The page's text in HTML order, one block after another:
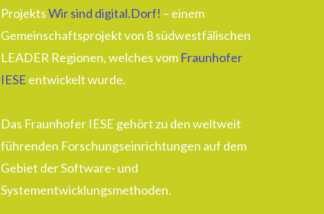
ProjektsWir sind digital.Dorf! – einem
Gemeinschaftsprojekt von 8 südwestfälischen
LEADER Regionen, welches vom Fraunhofer
IESE entwickelt wurde.
Das Fraunhofer IESE gehört zu den weltweit
führenden Forschungseinrichtungen auf dem
Gebiet der Software- und
Systementwicklungsmethoden.